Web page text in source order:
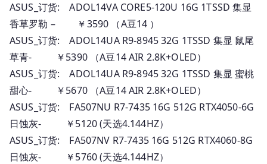
ASUS_订货: ADOL14VA CORE5-120U 16G 1TSSD 集显
香草罗勒 – ￥3590 （A豆14 ）
ASUS_订货: ADOL14UA R9-8945 32G 1TSSD 集显 鼠尾
草青- ￥5390 （A豆14 AIR 2.8K+OLED）
ASUS_订货: ADOL14UA R9-8945 32G 1TSSD 集显 蜜桃
甜心- ￥5670 （A豆14 AIR 2.8K+OLED）
ASUS_订货: FA507NU R7-7435 16G 512G RTX4050-6G
日蚀灰- ￥5120 (天选4.144HZ）
ASUS_订货: FA507NV R7-7435 16G 512G RTX4060-8G
日蚀灰- ￥5760 (天选4.144HZ）